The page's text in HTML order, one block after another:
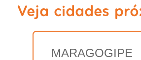
Veja cidades
MARAGOGIPE